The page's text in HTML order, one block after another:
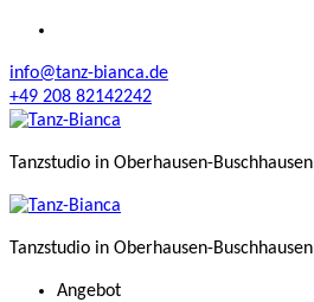
Zum
springen
info@tanz-bianca.de
+49 208 82142242
Tanzstudio in Oberhausen-Buschhausen
Tanzstudio in Oberhausen-Buschhausen
Angebot